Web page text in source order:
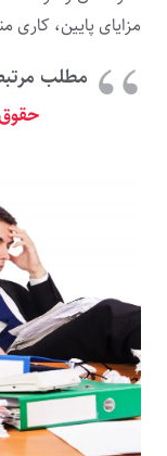
مزایای پایین،
مطلب